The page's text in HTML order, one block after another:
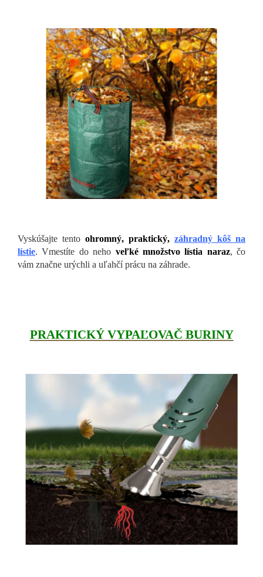
Vyskúšajte tento ohromný, praktický, záhradný kôš na
lístie. Vmestíte do neho veľké množstvo lístia naraz, čo
vám značne urýchli a uľahčí prácu na záhrade.
PRAKTICKÝ VYPAĽOVAČ BURINY